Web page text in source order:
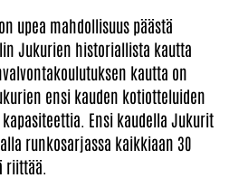
upea mahdollisuus päästä
Jukurien historiallista kautta
kautta on
ensi kauden kotiotteluiden
Ensi kaudella Jukurit
runkosarjassa kaikkiaan 30
riittää.